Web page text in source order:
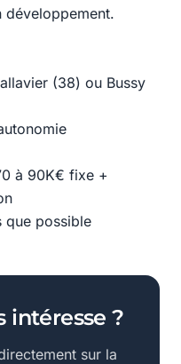
développement.
(38) ou Bussy
à 90K€ fixe +
que possible
intéresse ?
sur la